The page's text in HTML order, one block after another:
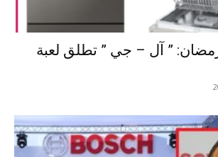
” آل – جي ” تطلق لعبة